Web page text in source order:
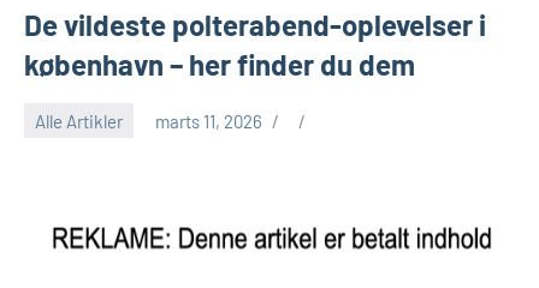
De vildeste polterabend-oplevelser i
københavn – her finder du dem
Alle Artikler marts 11, 2026